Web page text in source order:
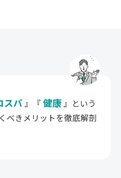
スパ 』『健康』という
べきメリットを徹底解剖